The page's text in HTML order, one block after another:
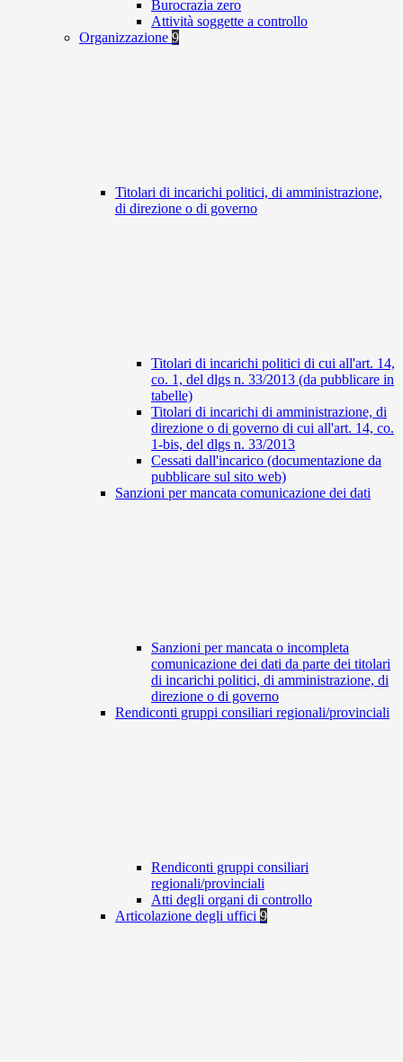
Burocrazia zero
Attività soggette a controllo
Organizzazione 9
Titolari di incarichi politici, di amministrazione,
di direzione o di governo
Titolari di incarichi politici di cui all'art. 14,
co. 1, del dlgs n. 33/2013 (da pubblicare in
tabelle)
Titolari di incarichi di amministrazione, di
direzione o di governo di cui all'art. 14, co.
1-bis, del dlgs n. 33/2013
Cessati dall'incarico (documentazione da
pubblicare sul sito web)
Sanzioni per mancata comunicazione dei dati
Sanzioni per mancata o incompleta
comunicazione dei dati da parte dei titolari
di incarichi politici, di amministrazione, di
direzione o di governo
Rendiconti gruppi consiliari regionali/provinciali
Rendiconti gruppi consiliari
regionali/provinciali
Atti degli organi di controllo
Articolazione degli uffici 9